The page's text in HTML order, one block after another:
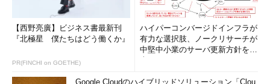
【西野亮廣】ビジネス書最新刊
『北極星 僕たちはどう働くか』
PR(FINCHI on GOETHE)
ハイパーコンバージドインフラが
有力な選択肢、ノークリサーチが
中堅中小業のサーバ更新方針を調
Google Cloudのハイブリッドソリューション「Clou